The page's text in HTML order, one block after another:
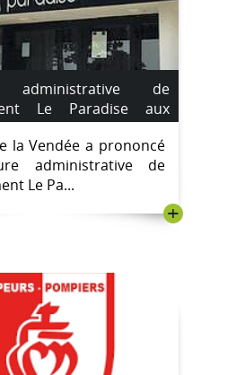
administrative de
Le Paradise aux
à compter du lundi
la Vendée a prononcé
administrative de
Le Pa...
+